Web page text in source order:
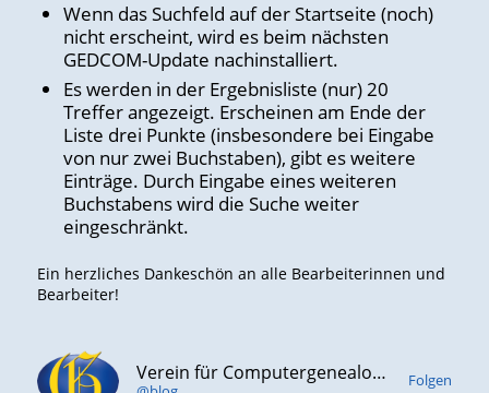
Wenn das Suchfeld auf der Startseite (noch)
nicht erscheint, wird es beim nächsten
GEDCOM-Update nachinstalliert.
Es werden in der Ergebnisliste (nur) 20
Treffer angezeigt. Erscheinen am Ende der
Liste drei Punkte (insbesondere bei Eingabe
von nur zwei Buchstaben), gibt es weitere
Einträge. Durch Eingabe eines weiteren
Buchstabens wird die Suche weiter
eingeschränkt.
Ein herzliches Dankeschön an alle Bearbeiterinnen und
Bearbeiter!
Verein für Computergenealogie e.V. (CompGen) Folgen